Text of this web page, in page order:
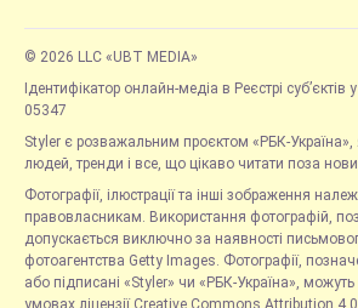
© 2026 LLC «UBT MEDIA»
Ідентифікатор онлайн-медіа в Реєстрі суб’єктів
05347
Styler є розважальним проєктом «РБК-Україна»,
людей, тренди і все, що цікаво читати поза
Фотографії, ілюстрації та інші зображення
правовласникам. Використання фотографій,
допускається виключно за наявності
фотоагентства Getty Images. Фотографії,
або підписані «Styler» чи «РБК-Україна»,
умовах ліцензії Creative Commons Attribution